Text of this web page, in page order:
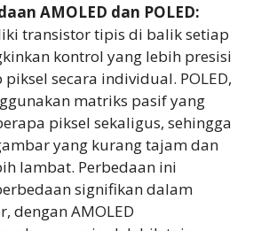
AMOLED dan POLED:
transistor tipis di balik setiap
kontrol yang lebih presisi
secara individual. POLED,
matriks pasif yang
piksel sekaligus, sehingga
yang kurang tajam dan
lambat. Perbedaan ini
signifikan dalam
dengan AMOLED